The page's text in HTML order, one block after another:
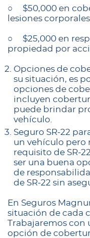
○ $50,000 en
lesiones
○ $25,000 en
propiedad por
Opciones de
su situación, es
opciones de
incluyen
puede brindar
vehículo.
Seguro SR-22
un vehículo pero
requisito de SR-
ser una buena
de
de SR-22 sin
En Seguros
situación de cada
Trabajaremos con
opción de